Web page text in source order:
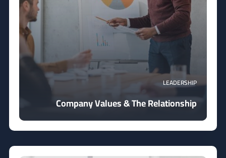
LEADERSHIP
Company Values & The Relationship